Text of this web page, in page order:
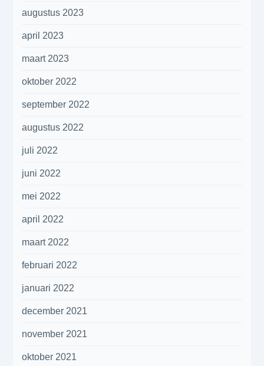
augustus 2023
april 2023
maart 2023
oktober 2022
september 2022
augustus 2022
juli 2022
juni 2022
mei 2022
april 2022
maart 2022
februari 2022
januari 2022
december 2021
november 2021
oktober 2021